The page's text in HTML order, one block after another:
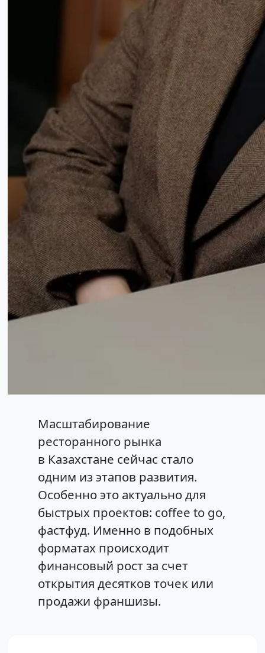
Масштабирование
ресторанного рынка
в Казахстане сейчас стало
одним из этапов развития.
Особенно это актуально для
быстрых проектов: coffee to go,
фастфуд. Именно в подобных
форматах происходит
финансовый рост за счет
открытия десятков точек или
продажи франшизы.